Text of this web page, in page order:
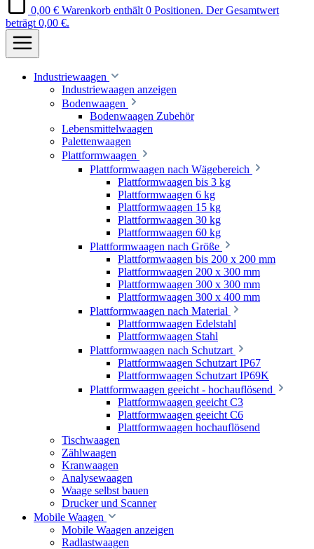
0,00 € Warenkorb enthält 0 Positionen. Der Gesamtwert
beträgt 0,00 €.
Industriewaagen
Industriewaagen anzeigen
Bodenwaagen
Bodenwaagen Zubehör
Lebensmittelwaagen
Palettenwaagen
Plattformwaagen
Plattformwaagen nach Wägebereich
Plattformwaagen bis 3 kg
Plattformwaagen 6 kg
Plattformwaagen 15 kg
Plattformwaagen 30 kg
Plattformwaagen 60 kg
Plattformwaagen nach Größe
Plattformwaagen bis 200 x 200 mm
Plattformwaagen 200 x 300 mm
Plattformwaagen 300 x 300 mm
Plattformwaagen 300 x 400 mm
Plattformwaagen nach Material
Plattformwaagen Edelstahl
Plattformwaagen Stahl
Plattformwaagen nach Schutzart
Plattformwaagen Schutzart IP67
Plattformwaagen Schutzart IP69K
Plattformwaagen geeicht - hochauflösend
Plattformwaagen geeicht C3
Plattformwaagen geeicht C6
Plattformwaagen hochauflösend
Tischwaagen
Zählwaagen
Kranwaagen
Analysewaagen
Waage selbst bauen
Drucker und Scanner
Mobile Waagen
Mobile Waagen anzeigen
Radlastwaagen